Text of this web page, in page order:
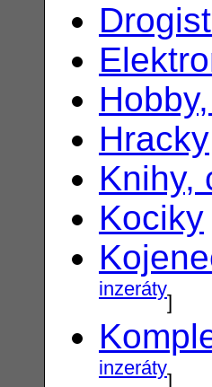
Hracky
Knihy,
Kociky
inzeráty]
inzeráty]